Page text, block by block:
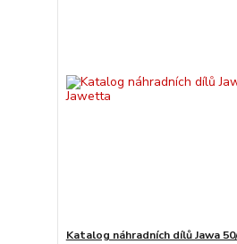
Katalog náhradních dílů Jawa